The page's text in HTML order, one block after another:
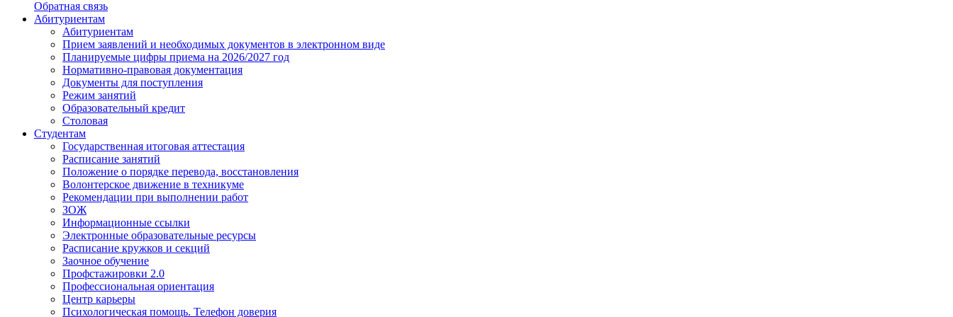
Обратная связь
Абитуриентам
Абитуриентам
Прием заявлений и необходимых документов в электронном виде
Планируемые цифры приема на 2026/2027 год
Нормативно-правовая документация
Документы для поступления
Режим занятий
Образовательный кредит
Столовая
Студентам
Государственная итоговая аттестация
Расписание занятий
Положение о порядке перевода, восстановления
Волонтерское движение в техникуме
Рекомендации при выполнении работ
ЗОЖ
Информационные ссылки
Электронные образовательные ресурсы
Расписание кружков и секций
Заочное обучение
Профстажировки 2.0
Профессиональная ориентация
Центр карьеры
Психологическая помощь. Телефон доверия